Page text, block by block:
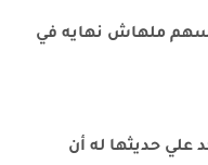
ملهاش نهايه في
حديثها له أن